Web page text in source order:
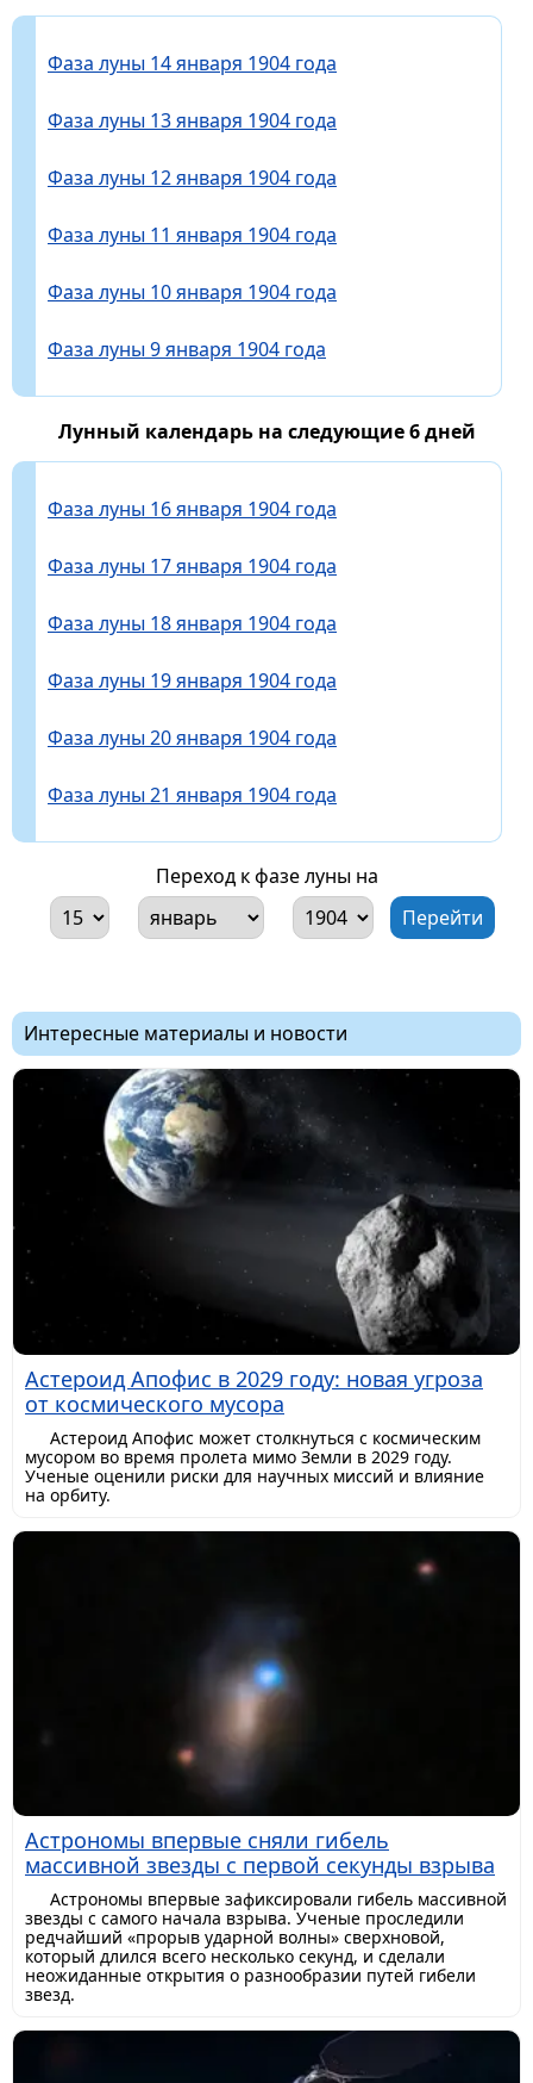
Фаза луны 14 января 1904 года
Фаза луны 13 января 1904 года
Фаза луны 12 января 1904 года
Фаза луны 11 января 1904 года
Фаза луны 10 января 1904 года
Фаза луны 9 января 1904 года
Лунный календарь на следующие 6 дней
Фаза луны 16 января 1904 года
Фаза луны 17 января 1904 года
Фаза луны 18 января 1904 года
Фаза луны 19 января 1904 года
Фаза луны 20 января 1904 года
Фаза луны 21 января 1904 года
Переход к фазе луны на
Интересные материалы и новости
Астероид Апофис в 2029 году: новая угроза
от космического мусора
Астероид Апофис может столкнуться с космическим
мусором во время пролета мимо Земли в 2029 году.
Ученые оценили риски для научных миссий и влияние
на орбиту.
Астрономы впервые сняли гибель
массивной звезды с первой секунды взрыва
Астрономы впервые зафиксировали гибель массивной
звезды с самого начала взрыва. Ученые проследили
редчайший «прорыв ударной волны» сверхновой,
который длился всего несколько секунд, и сделали
неожиданные открытия о разнообразии путей гибели
звезд.